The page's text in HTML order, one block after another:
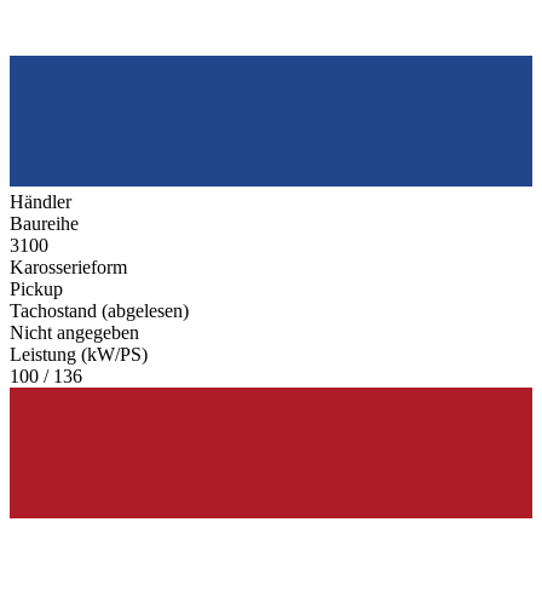
Händler
Baureihe
3100
Karosserieform
Pickup
Tachostand (abgelesen)
Nicht angegeben
Leistung (kW/PS)
100 / 136